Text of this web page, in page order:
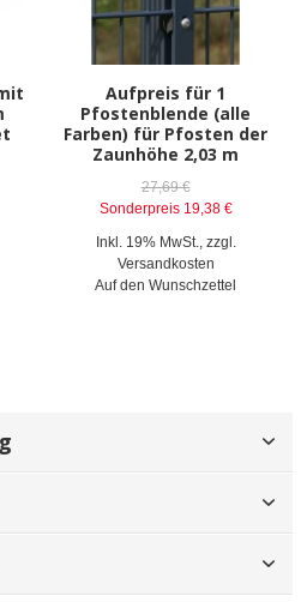
Aufpreis für 1
Pfostenblende (alle
Farben) für Pfosten der
Zaunhöhe 2,03 m
27,69 €
Sonderpreis 19,38 €
Inkl. 19% MwSt.
zzgl.
Versandkosten
Auf den Wunschzettel